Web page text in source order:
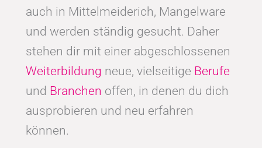
auch in Mittelmeiderich, Mangelware
und werden ständig gesucht. Daher
stehen dir mit einer abgeschlossenen
Weiterbildung neue, vielseitige Berufe
und Branchen offen, in denen du dich
ausprobieren und neu erfahren
können.